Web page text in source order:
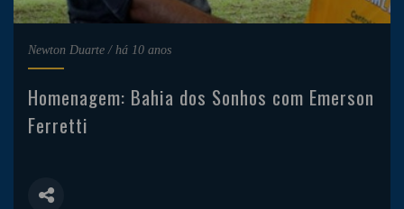
Newton Duarte / há 10 anos
Homenagem: Bahia dos Sonhos com Emerson
Ferretti